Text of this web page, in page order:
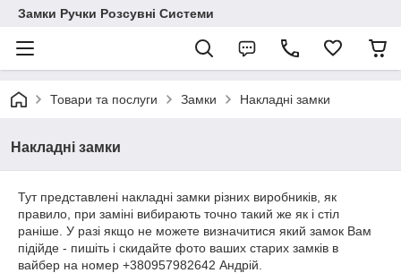
Замки Ручки Розсувні Системи
Товари та послуги Замки Накладні замки
Накладні замки
Тут представлені накладні замки різних виробників, як
правило, при заміні вибирають точно такий же як і стіл
раніше. У разі якщо не можете визначитися який замок Вам
підійде - пишіть і скидайте фото ваших старих замків в
вайбер на номер +380957982642 Андрій.